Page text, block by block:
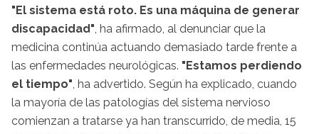
"El sistema está roto. Es una máquina de generar
discapacidad", ha afirmado, al denunciar que la
medicina continúa actuando demasiado tarde frente a
las enfermedades neurológicas. "Estamos perdiendo
el tiempo", ha advertido. Según ha explicado, cuando
la mayoría de las patologías del sistema nervioso
comienzan a tratarse ya han transcurrido, de media, 15